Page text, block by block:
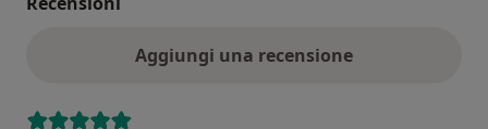
Aggiungi una recensione